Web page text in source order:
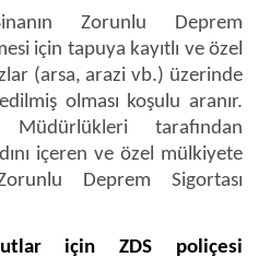
Zorunlu Deprem
için tapuya kayıtlı ve özel
(arsa, arazi vb.) üzerinde
olması koşulu aranır.
tarafından
içeren ve özel mülkiyete
Deprem Sigortası
için ZDS poliçesi